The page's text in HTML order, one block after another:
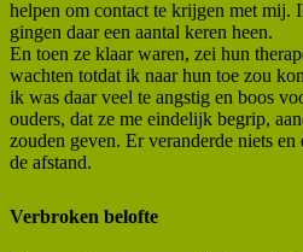
helpen om contact te krijgen met mij.
gingen daar een aantal keren heen.
En toen ze klaar waren, zei hun
wachten totdat ik naar hun toe zou
ik was daar veel te angstig en boos
ouders, dat ze me eindelijk begrip,
zouden geven. Er veranderde niets
de afstand.
Verbroken belofte